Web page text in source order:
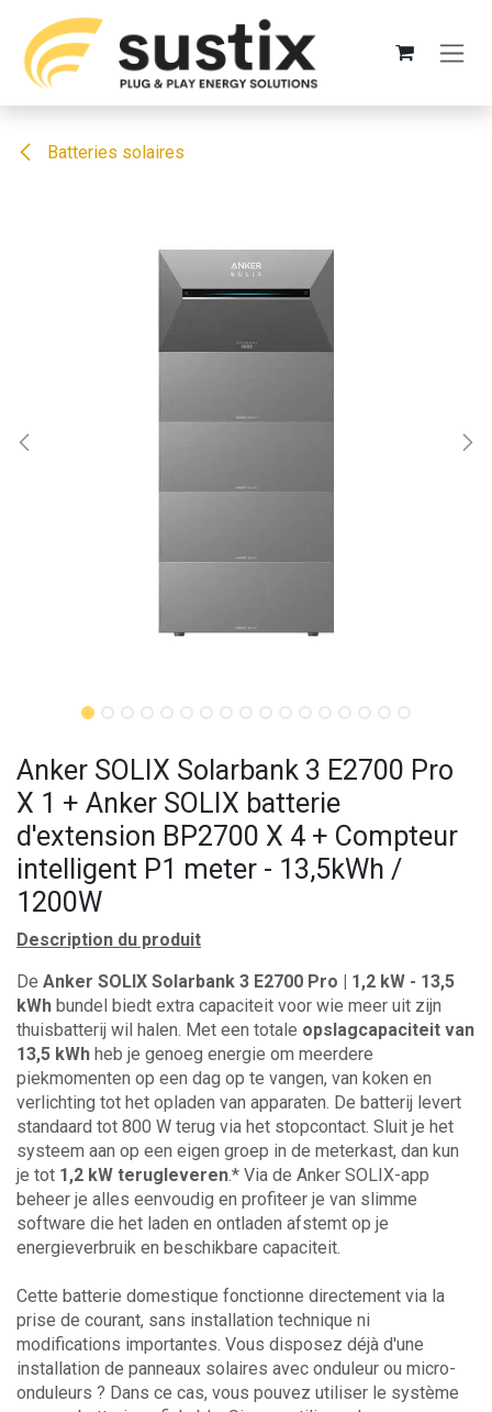
Se rendre au contenu
Batteries solaires
Anker SOLIX Solarbank 3 E2700 Pro
X 1 + Anker SOLIX batterie
d'extension BP2700 X 4 + Compteur
intelligent P1 meter - 13,5kWh /
1200W
Description du produit
De Anker SOLIX Solarbank 3 E2700 Pro | 1,2 kW - 13,5
kWh bundel biedt extra capaciteit voor wie meer uit zijn
thuisbatterij wil halen. Met een totale opslagcapaciteit van
13,5 kWh heb je genoeg energie om meerdere
piekmomenten op een dag op te vangen, van koken en
verlichting tot het opladen van apparaten. De batterij levert
standaard tot 800 W terug via het stopcontact. Sluit je het
systeem aan op een eigen groep in de meterkast, dan kun
je tot 1,2 kW terugleveren.* Via de Anker SOLIX-app
beheer je alles eenvoudig en profiteer je van slimme
software die het laden en ontladen afstemt op je
energieverbruik en beschikbare capaciteit.
Cette batterie domestique fonctionne directement via la
prise de courant, sans installation technique ni
modifications importantes. Vous disposez déjà d'une
installation de panneaux solaires avec onduleur ou micro-
onduleurs ? Dans ce cas, vous pouvez utiliser le système